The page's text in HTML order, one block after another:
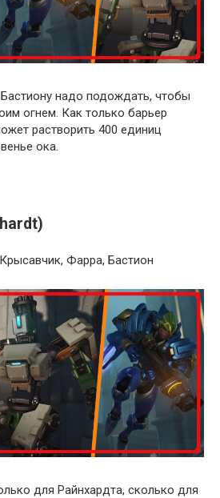
надо подождать, чтобы
огнем. Как только барьер
растворить 400 единиц
ока.
Фарра, Бастион
для Райнхардта, сколько для